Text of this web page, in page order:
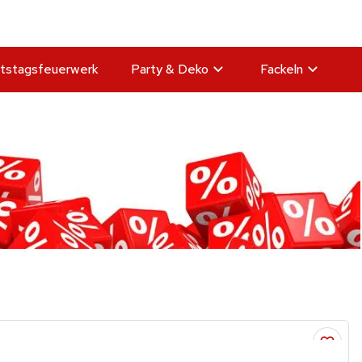
Party & Deko Fackeln